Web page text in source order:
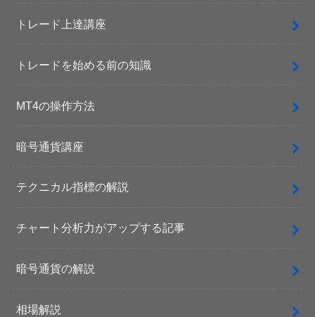
トレード上達講座
トレードを始める前の知識
MT4の操作方法
暗号通貨講座
テクニカル指標の解説
チャート分析力がアップする記事
暗号通貨の解説
相場解説